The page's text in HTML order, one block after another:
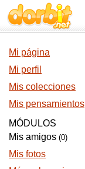
Mi página
Mi perfil
Mis colecciones
Mis pensamientos
MÓDULOS
Mis amigos (0)
Mis fotos